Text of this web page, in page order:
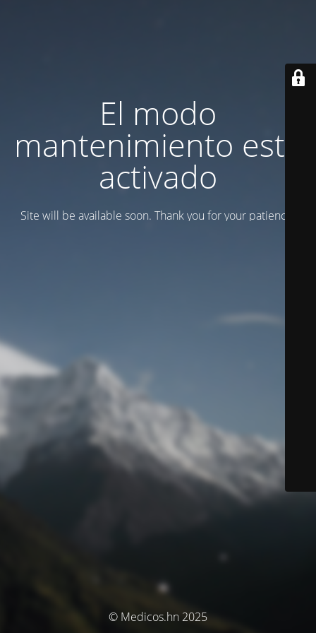
El modo
mantenimiento está
activado
Site will be available soon. Thank you for your patience!
© Medicos.hn 2025